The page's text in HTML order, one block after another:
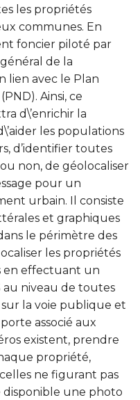
les propriétés
communes. En
foncier piloté par
général de la
lien avec le Plan
Ainsi, ce
d\’enrichir la
les populations
d’identifier toutes
non, de géolocaliser
pour un
urbain. Il consiste
et graphiques
le périmètre des
les propriétés
en effectuant un
au niveau de toutes
la voie publique et
associé aux
existent, prendre
propriété,
ne figurant pas
disponible une photo